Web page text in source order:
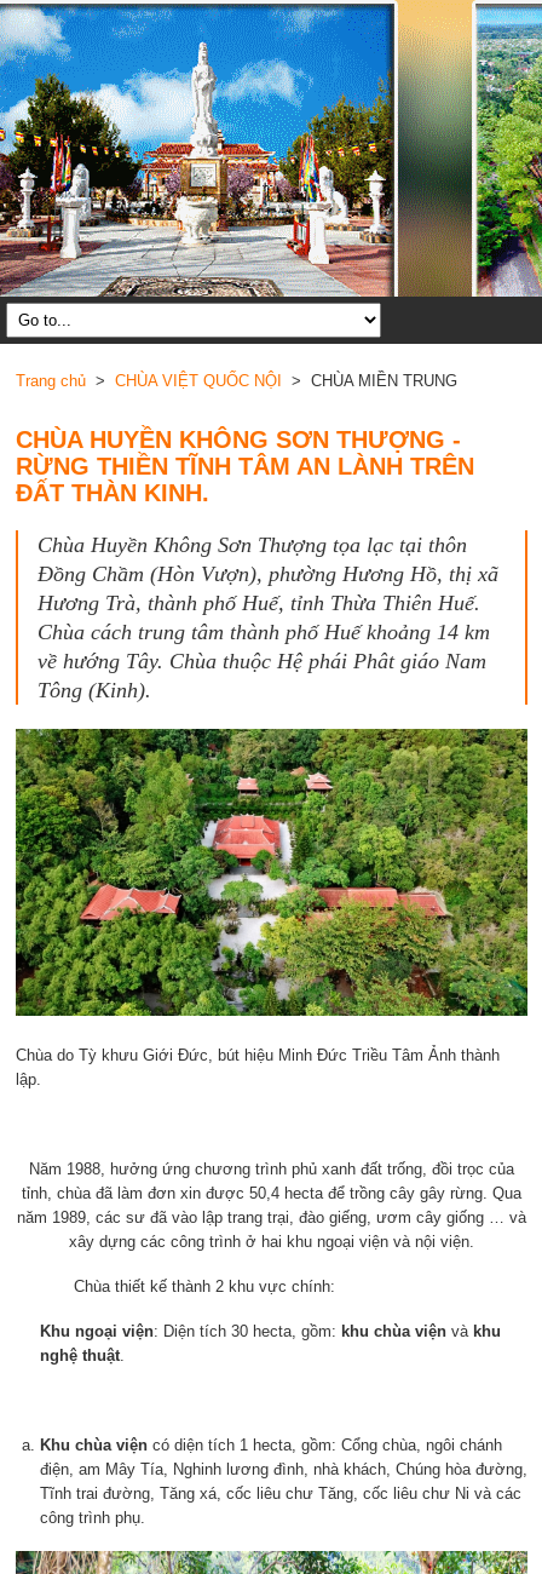
Trang chủ> CHÙA VIỆT QUỐC NỘI > CHÙA MIỀN TRUNG
CHÙA HUYỀN KHÔNG SƠN THƯỢNG -
RỪNG THIỀN TĨNH TÂM AN LÀNH TRÊN
ĐẤT THÀN KINH.
Chùa Huyền Không Sơn Thượng tọa lạc tại thôn
Đồng Chầm (Hòn Vượn), phường Hương Hồ, thị xã
Hương Trà, thành phố Huế, tỉnh Thừa Thiên Huế.
Chùa cách trung tâm thành phố Huế khoảng 14 km
về hướng Tây. Chùa thuộc Hệ phái Phât giáo Nam
Tông (Kinh).
Chùa do Tỳ khưu Giới Đức, bút hiệu Minh Đức Triều Tâm Ảnh thành
lập.
Năm 1988, hưởng ứng chương trình phủ xanh đất trống, đồi trọc của
tỉnh, chùa đã làm đơn xin được 50,4 hecta để trồng cây gây rừng. Qua
năm 1989, các sư đã vào lập trang trại, đào giếng, ươm cây giống … và
xây dựng các công trình ở hai khu ngoại viện và nội viện.
Chùa thiết kế thành 2 khu vực chính:
Khu ngoại viện: Diện tích 30 hecta, gồm: khu chùa việnvà khu
nghệ thuật.
Khu chùa việncó diện tích 1 hecta, gồm: Cổng chùa, ngôi chánh
điện, am Mây Tía, Nghinh lương đình, nhà khách, Chúng hòa đường,
Tĩnh trai đường, Tăng xá, cốc liêu chư Tăng, cốc liêu chư Ni và các
công trình phụ.